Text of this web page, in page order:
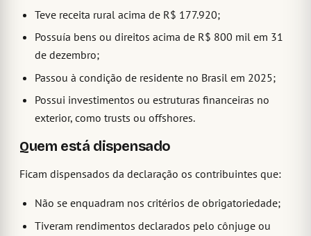
Teve receita rural acima de R$ 177.920;
Possuía bens ou direitos acima de R$ 800 mil em 31
de dezembro;
Passou à condição de residente no Brasil em 2025;
Possui investimentos ou estruturas financeiras no
exterior, como trusts ou offshores.
Quem está dispensado
Ficam dispensados da declaração os contribuintes que:
Não se enquadram nos critérios de obrigatoriedade;
Tiveram rendimentos declarados pelo cônjuge ou